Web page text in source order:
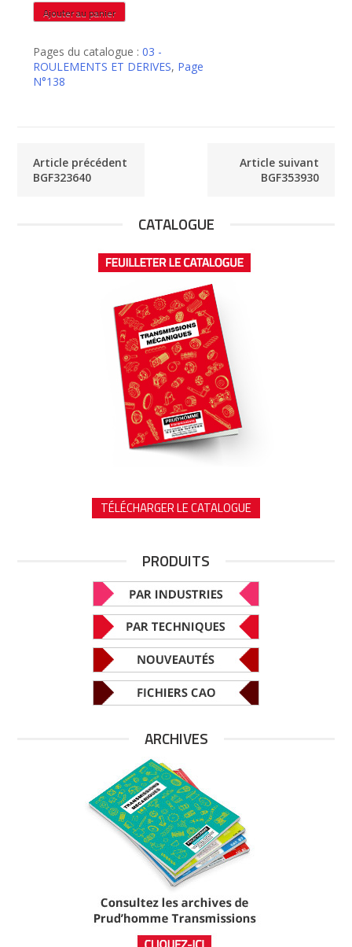
quantité
de
Ajouter au panier
Pages du catalogue :03 -
ROULEMENTS ET DERIVES, Page
N°138
Article précédent
BGF323640
Article suivant
BGF353930
CATALOGUE
TÉLÉCHARGER LE CATALOGUE
PRODUITS
ARCHIVES